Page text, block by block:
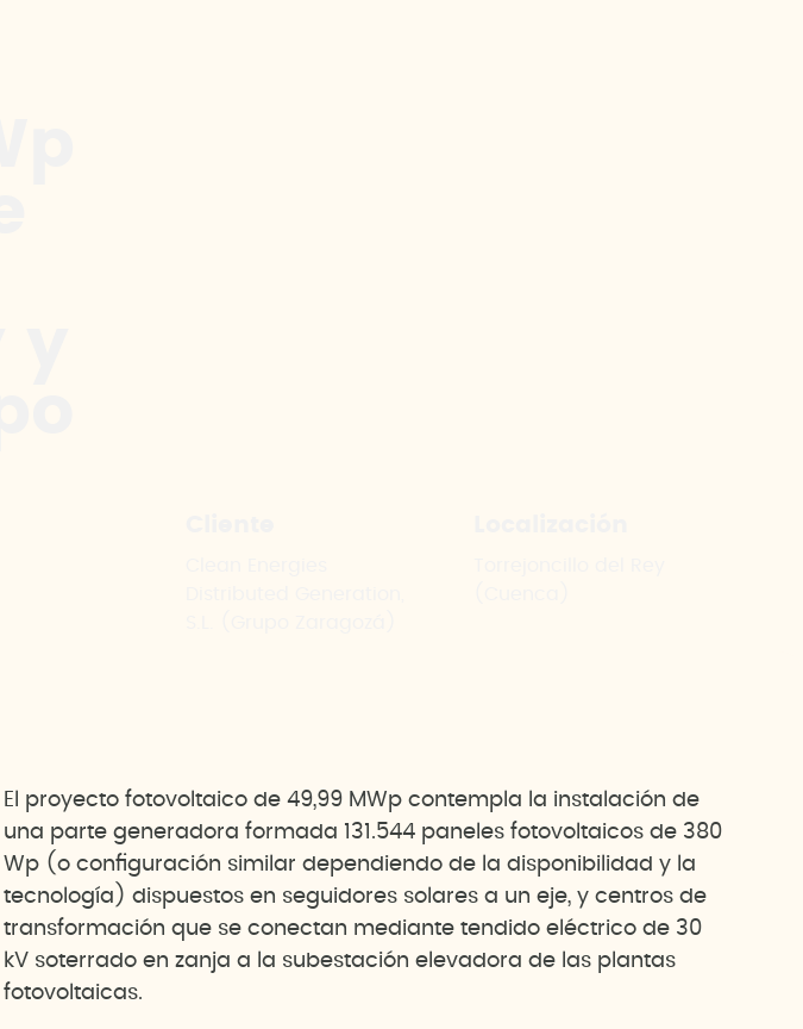
El proyecto fotovoltaico de 49,99 MWp contempla la instalación de
una parte generadora formada 131.544 paneles fotovoltaicos de 380
Wp (o configuración similar dependiendo de la disponibilidad y la
tecnología) dispuestos en seguidores solares a un eje, y centros de
transformación que se conectan mediante tendido eléctrico de 30
kV soterrado en zanja a la subestación elevadora de las plantas
fotovoltaicas.